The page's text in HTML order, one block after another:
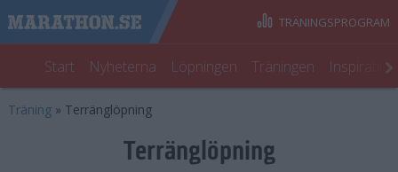
Start Nyheterna Löpningen Träningen
TRÄNINGSPROGRAM
Träning » Terränglöpning
Terränglöpning